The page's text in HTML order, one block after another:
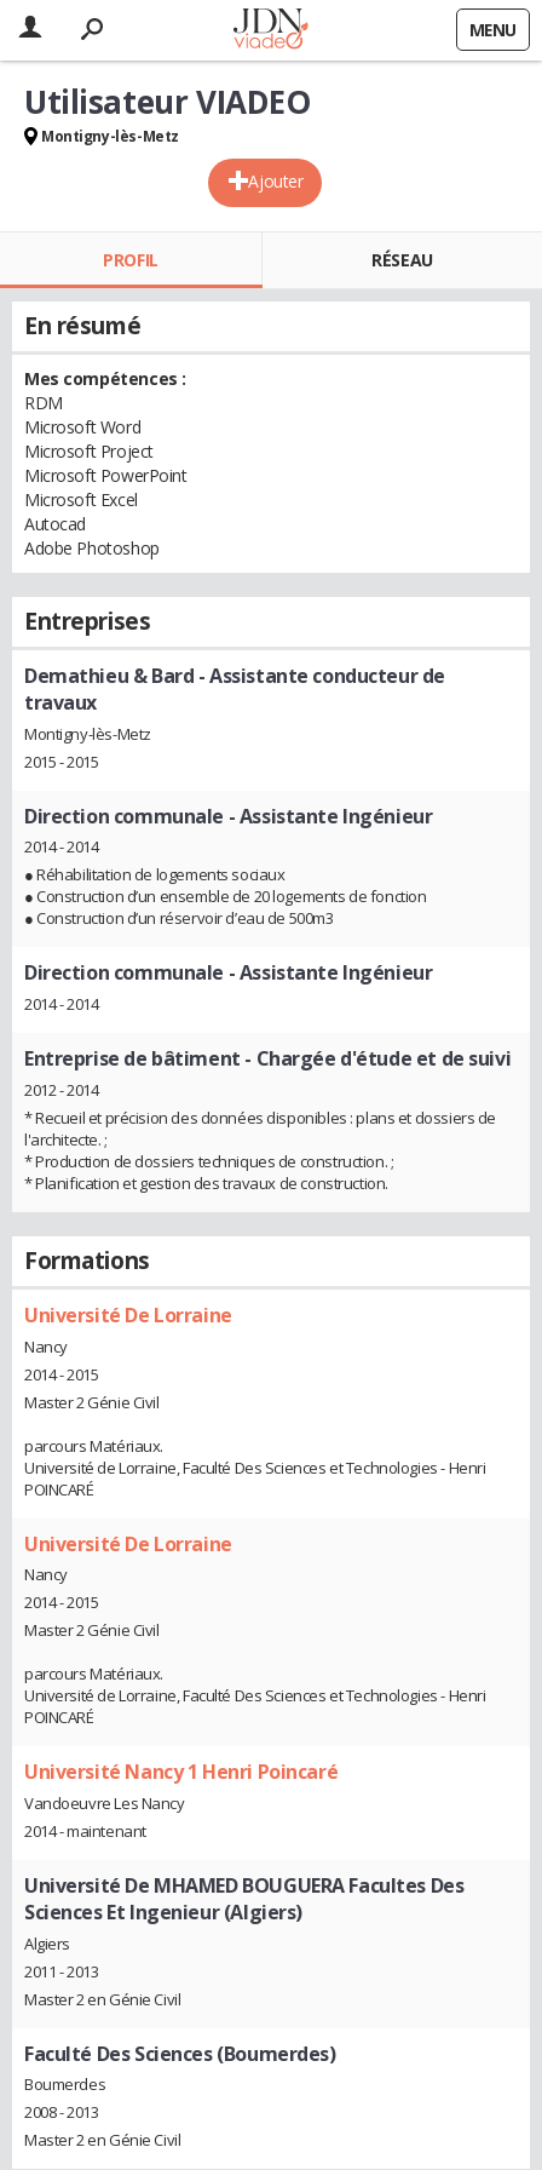
MENU
Ajouter
Utilisateur VIADEO
Montigny-lès-Metz
PROFIL RÉSEAU
En résumé
Mes compétences :
RDM
Microsoft Word
Microsoft Project
Microsoft PowerPoint
Microsoft Excel
Autocad
Adobe Photoshop
Entreprises
Demathieu & Bard - Assistante conducteur de
travaux
Montigny-lès-Metz
2015 - 2015
Direction communale - Assistante Ingénieur
2014 - 2014
● Réhabilitation de logements sociaux
● Construction d’un ensemble de 20 logements de fonction
● Construction d’un réservoir d’eau de 500m3
Direction communale - Assistante Ingénieur
2014 - 2014
Entreprise de bâtiment - Chargée d'étude et de suivi
2012 - 2014
* Recueil et précision des données disponibles : plans et dossiers de
l'architecte. ;
* Production de dossiers techniques de construction. ;
* Planification et gestion des travaux de construction.
Formations
Université De Lorraine
Nancy
2014 - 2015
Master 2 Génie Civil
parcours Matériaux.
Université de Lorraine, Faculté Des Sciences et Technologies - Henri
POINCARÉ
Université De Lorraine
Nancy
2014 - 2015
Master 2 Génie Civil
parcours Matériaux.
Université de Lorraine, Faculté Des Sciences et Technologies - Henri
POINCARÉ
Université Nancy 1 Henri Poincaré
Vandoeuvre Les Nancy
2014 - maintenant
Université De MHAMED BOUGUERA Facultes Des
Sciences Et Ingenieur (Algiers)
Algiers
2011 - 2013
Master 2 en Génie Civil
Faculté Des Sciences (Boumerdes)
Boumerdes
2008 - 2013
Master 2 en Génie Civil